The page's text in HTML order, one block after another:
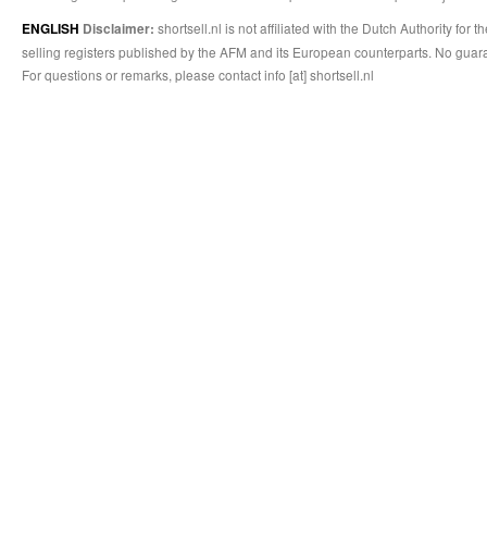
ENGLISH Disclaimer: shortsell.nl is not affiliated with the Dutch Authority for
selling registers published by the AFM and its European counterparts. No
For questions or remarks, please contact info [at] shortsell.nl